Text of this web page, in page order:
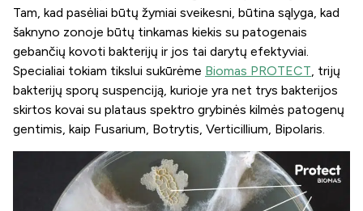
Tam, kad pasėliai būtų žymiai sveikesni, būtina sąlyga, kad
šaknyno zonoje būtų tinkamas kiekis su patogenais
gebančių kovoti bakterijų ir jos tai darytų efektyviai.
Specialiai tokiam tikslui sukūrėme Biomas PROTECT, trijų
bakterijų sporų suspenciją, kurioje yra net trys bakterijos
skirtos kovai su plataus spektro grybinės kilmės patogenų
gentimis, kaip Fusarium, Botrytis, Verticillium, Bipolaris.